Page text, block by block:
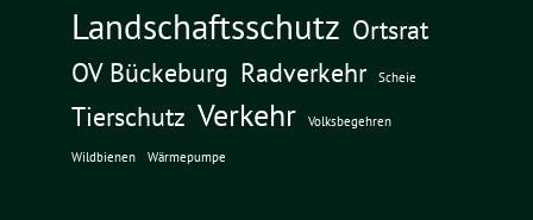
Landschaftsschutz Ortsrat
OV Bückeburg Radverkehr Scheie
Tierschutz Verkehr Volksbegehren
Wildbienen Wärmepumpe